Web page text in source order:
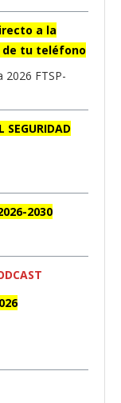
a la
de tu teléfono
SEGURIDAD
2030